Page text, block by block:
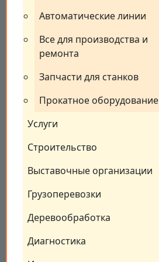
Автоматические линии
Все для производства и
ремонта
Запчасти для станков
Прокатное оборудование
Услуги
Строительство
Выставочные организации
Грузоперевозки
Деревообработка
Диагностика